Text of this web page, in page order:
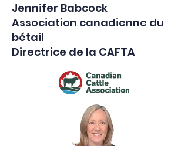
Jennifer Babcock
Association canadienne du
bétail
Directrice de la CAFTA